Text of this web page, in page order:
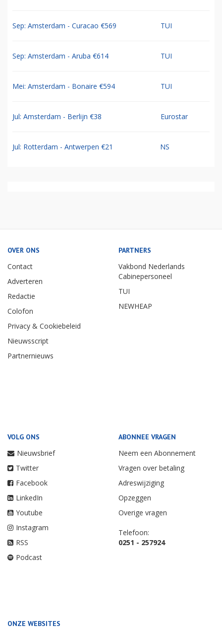
Sep: Amsterdam - Curacao €569 TUI
Sep: Amsterdam - Aruba €614 TUI
Mei: Amsterdam - Bonaire €594 TUI
Jul: Amsterdam - Berlijn €38 Eurostar
Jul: Rotterdam - Antwerpen €21 NS
OVER ONS
Contact
Adverteren
Redactie
Colofon
Privacy & Cookiebeleid
Nieuwsscript
Partnernieuws
PARTNERS
Vakbond Nederlands
Cabinepersoneel
TUI
NEWHEAP
VOLG ONS
Nieuwsbrief
Twitter
Facebook
LinkedIn
Youtube
Instagram
RSS
Podcast
ABONNEE VRAGEN
Neem een Abonnement
Vragen over betaling
Adreswijziging
Opzeggen
Overige vragen
Telefoon:
0251 - 257924
ONZE WEBSITES